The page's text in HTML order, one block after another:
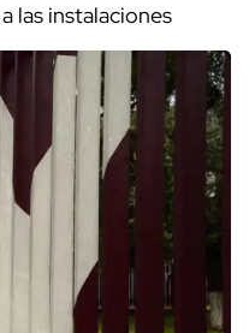
las instalaciones